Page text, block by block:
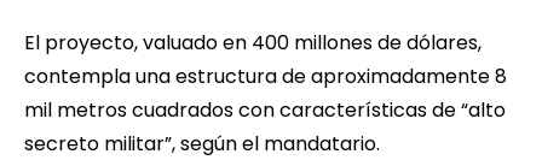
El proyecto, valuado en 400 millones de dólares,
contempla una estructura de aproximadamente 8
mil metros cuadrados con características de “alto
secreto militar”, según el mandatario.